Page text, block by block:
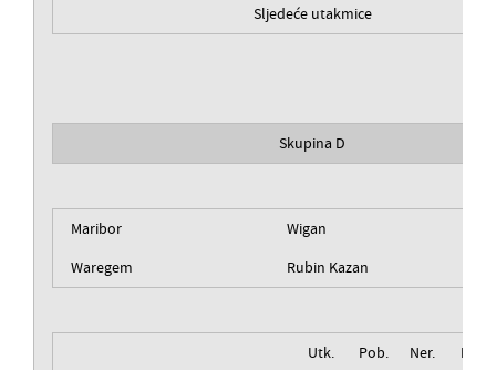
Sljedeće utakmice
Skupina D
Maribor
Wigan
Waregem
Rubin Kazan
Utk. Pob. Ner.
Izg.